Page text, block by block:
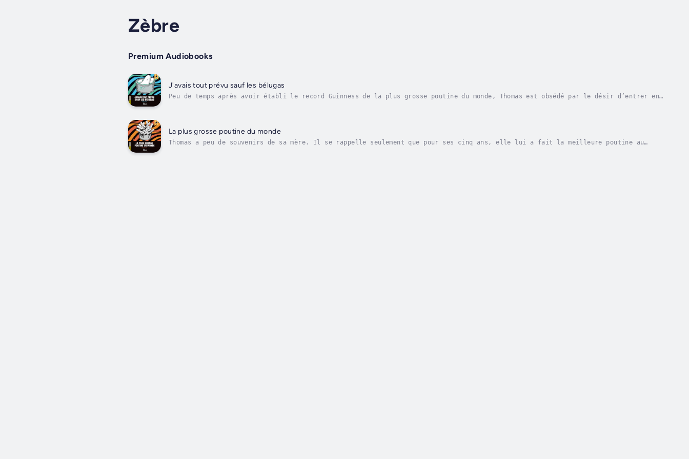
Zèbre
Premium Audiobooks
J'avais tout prévu sauf les bélugas
Peu de temps après avoir établi le record Guinness de la plus grosse poutine du monde, Thomas est obsédé par le désir d’entrer en
La plus grosse poutine du monde
Thomas a peu de souvenirs de sa mère. Il se rappelle seulement que pour ses cinq ans, elle lui a fait la meilleure poutine au